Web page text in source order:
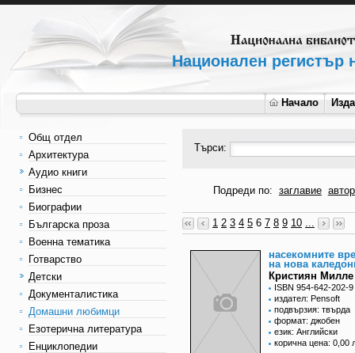
Национален регистър
Начало
Общ отдел
Архитектура
Аудио книги
Бизнес
Биографии
Българска проза
Военна тематика
Готварство
Детски
Документалистика
Домашни любимци
Езотерична литература
Енциклопедии
Търси:
Подреди по: заглавие автор
1 2 3 4 5 6 7 8 9 10 ...
насекомните
на нова
Кристиян
ISBN 954-642-202-9
издател: Pensoft
подвързия: твърда
формат: джобен
език: Английски
корична цена: 0,00